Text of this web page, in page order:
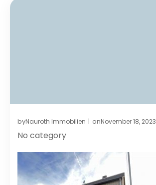
byNauroth Immobilien | onNovember 18, 2023
No category